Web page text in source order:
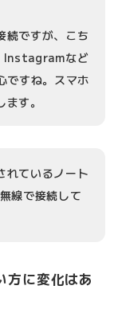
続ですが、こち
Instagramなど
ですね。スマホ
す。
れているノート
線で接続して
に変化はあ